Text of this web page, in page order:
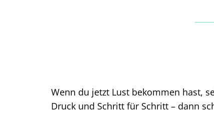
Wenn du jetzt Lust bekommen hast,
Druck und Schritt für Schritt – dann